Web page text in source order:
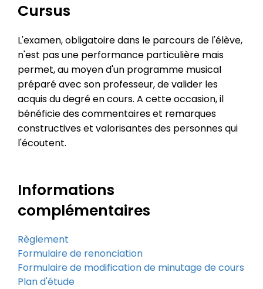
Cursus
L'examen, obligatoire dans le parcours de l'élève,
n'est pas une performance particulière mais
permet, au moyen d'un programme musical
préparé avec son professeur, de valider les
acquis du degré en cours. A cette occasion, il
bénéficie des commentaires et remarques
constructives et valorisantes des personnes qui
l'écoutent.
Informations
complémentaires
Règlement
Formulaire de renonciation
Formulaire de modification de minutage de cours
Plan d'étude